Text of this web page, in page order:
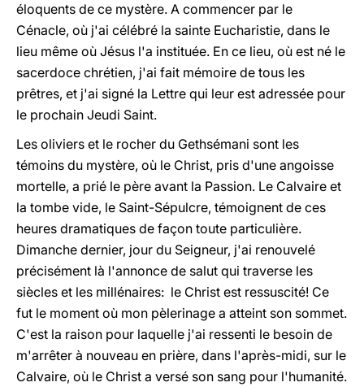
éloquents de ce mystère. A commencer par le
Cénacle, où j'ai célébré la sainte Eucharistie, dans le
lieu même où Jésus l'a instituée. En ce lieu, où est né le
sacerdoce chrétien, j'ai fait mémoire de tous les
prêtres, et j'ai signé la Lettre qui leur est adressée pour
le prochain Jeudi Saint.
Les oliviers et le rocher du Gethsémani sont les
témoins du mystère, où le Christ, pris d'une angoisse
mortelle, a prié le père avant la Passion. Le Calvaire et
la tombe vide, le Saint-Sépulcre, témoignent de ces
heures dramatiques de façon toute particulière.
Dimanche dernier, jour du Seigneur, j'ai renouvelé
précisément là l'annonce de salut qui traverse les
siècles et les millénaires: le Christ est ressuscité! Ce
fut le moment où mon pèlerinage a atteint son sommet.
C'est la raison pour laquelle j'ai ressenti le besoin de
m'arrêter à nouveau en prière, dans l'après-midi, sur le
Calvaire, où le Christ a versé son sang pour l'humanité.